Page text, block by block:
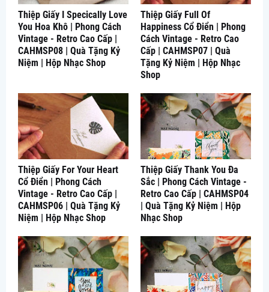
Thiệp Giấy I Specically Love
You Hoa Khô | Phong Cách
Vintage - Retro Cao Cấp |
CAHMSP08 | Quà Tặng Kỷ
Niệm | Hộp Nhạc Shop
Thiệp Giấy Full Of
Happiness Cổ Điển | Phong
Cách Vintage - Retro Cao
Cấp | CAHMSP07 | Quà
Tặng Kỷ Niệm | Hộp Nhạc
Shop
Thiệp Giấy For Your Heart
Cổ Điển | Phong Cách
Vintage - Retro Cao Cấp |
CAHMSP06 | Quà Tặng Kỷ
Niệm | Hộp Nhạc Shop
Thiệp Giấy Thank You Đa
Sắc | Phong Cách Vintage -
Retro Cao Cấp | CAHMSP04
| Quà Tặng Kỷ Niệm | Hộp
Nhạc Shop